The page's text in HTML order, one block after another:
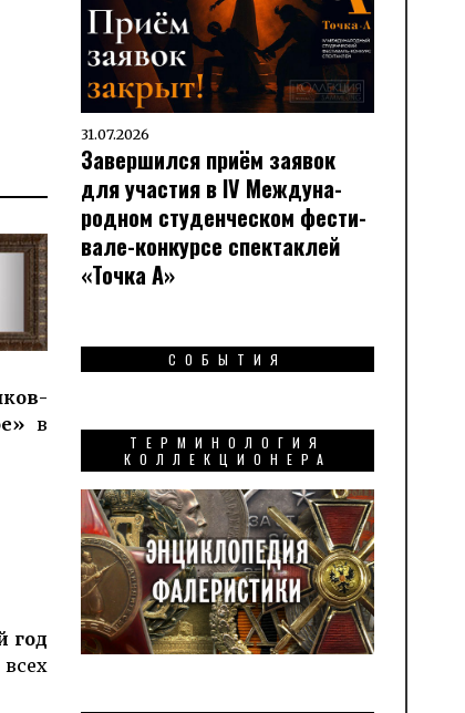
в
год
31.07.2026
Завершился приём заявок
для участия в IV Меж­ду­на­
род­ном сту­ден­чес­ком фес­ти­
вале-кон­кур­се спек­таклей
«Точка А»
СОБЫТИЯ
ТЕРМИНОЛОГИЯ
КОЛЛЕКЦИОНЕРА